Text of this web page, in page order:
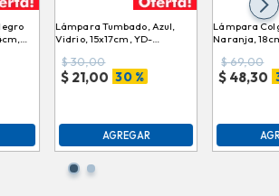
Lámpara Tumbado, Azul,
Vidrio, 15x17cm, YD-
$30,00
$ 21,00 30 %
AGREGAR
Lámpara
Naranja,
$69,00
$ 48,30